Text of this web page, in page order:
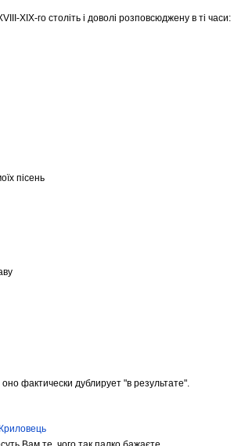
XIX-го століть і доволі розповсюджену в ті часи:
пісень
фактически дублирует "в результате".